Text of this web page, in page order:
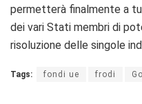
permetterà finalmente a
dei vari Stati membri di
risoluzione delle singole
Tags: fondi ue frodi